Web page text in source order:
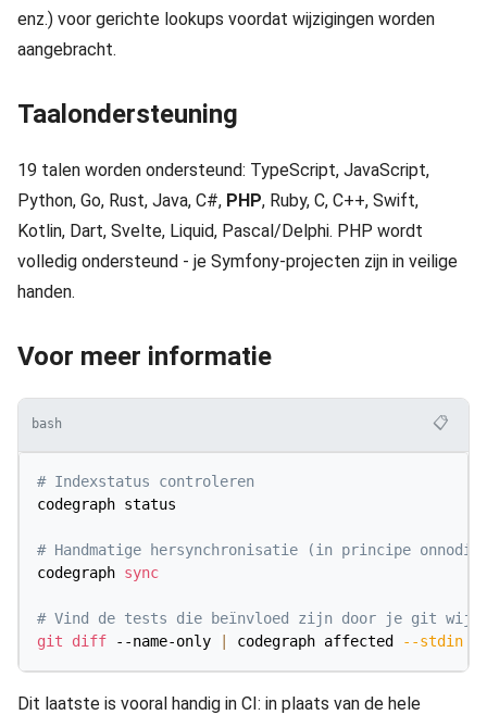
enz.) voor gerichte lookups voordat wijzigingen worden
aangebracht.
Taalondersteuning
19 talen worden ondersteund: TypeScript, JavaScript,
Python, Go, Rust, Java, C#, PHP, Ruby, C, C++, Swift,
Kotlin, Dart, Svelte, Liquid, Pascal/Delphi. PHP wordt
volledig ondersteund - je Symfony-projecten zijn in veilige
handen.
Voor meer informatie
bash 📋
# Indexstatus controleren
codegraph status
# Handmatige hersynchronisatie (in principe
codegraph sync
# Vind de tests die beïnvloed zijn door je git
git
diff --name-only codegraph affected --stdin
Dit laatste is vooral handig in CI: in plaats van de hele